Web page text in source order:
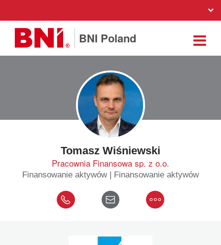
BNI Poland
Tomasz Wiśniewski
Pracownia Finansowa sp. z o.o.
Finansowanie aktywów | Finansowanie aktywów